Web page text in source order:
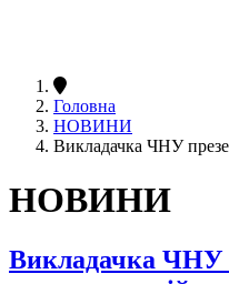
Головна
НОВИНИ
Викладачка ЧНУ
НОВИНИ
Викладачка ЧНУ